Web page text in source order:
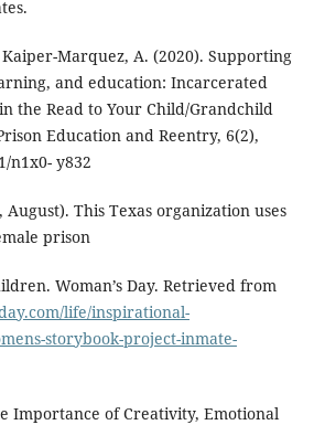
Kaiper-Marquez, A. (2020). Supporting
and education: Incarcerated
the Read to Your Child/Grandchild
Education and Reentry, 6(2),
n1x0- y832
August). This Texas organization uses
prison
Woman’s Day. Retrieved from
life/inspirational-
storybook-project-inmate-
Importance of Creativity, Emotional